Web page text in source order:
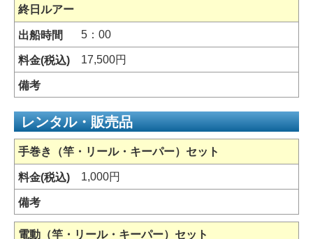
終日ルアー
5：00
17,500円
レンタル・販売品
手巻き（竿・リール・キーパー）セット
1,000円
電動（竿・リール・キーパー）セット